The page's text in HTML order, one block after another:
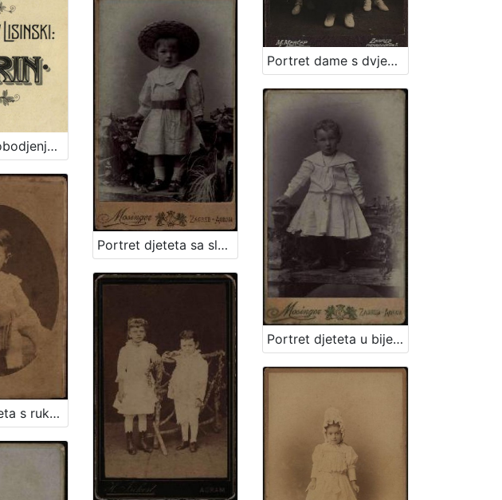
Porin ili Oslobodjenje Hrvata ispod franačkog jarma : junačka opera u 5 čina / Uglazbio Vatroslav Lisinski ; [libreto] dr. Dimitrije Demeter ; glasovirsku udesbu složio Srećko Albini
Portret dame s dvjema djevojčicama / M. Merćep ; [izradio] Atelie M. Merćep
Portret djeteta s rukom oslonjenom na naslon / Ivan Standl
Portret djeteta sa slamnatim šeširom / Mosinger ; [izradio] Artistički zavod Mosinger
Portret djeteta u bijeloj haljinici i tamnim čizmicama / Artistički zavod Mosinger